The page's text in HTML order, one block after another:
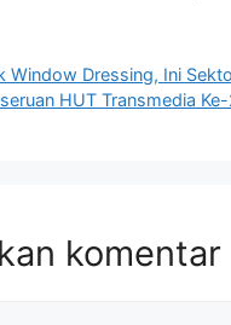
Window Dressing, Ini
HUT Transmedia
komentar